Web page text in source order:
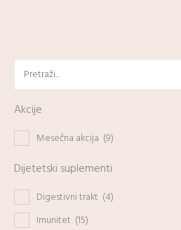
Akcije
Mesečna akcija (9)
Dijetetski suplementi
Digestivni trakt (4)
Imunitet (15)